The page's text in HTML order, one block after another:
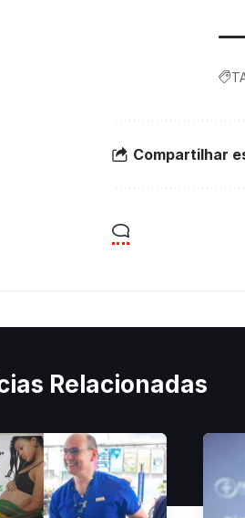
Compartilhar
Relacionadas